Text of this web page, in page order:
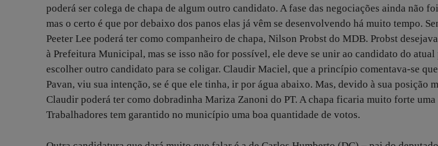
poderá ser colega de chapa de algum outro candidato. A fase das negociações ainda não
mas o certo é que por debaixo dos panos elas já vêm se desenvolvendo há muito tempo.
Peeter Lee poderá ter como companheiro de chapa, Nilson Probst do MDB. Probst
à Prefeitura Municipal, mas se isso não for possível, ele deve se unir ao candidato do
escolher outro candidato para se coligar. Claudir Maciel, que a princípio comentava-se
Pavan, viu sua intenção, se é que ele tinha, ir por água abaixo. Mas, devido à sua posição
Claudir poderá ter como dobradinha Mariza Zanoni do PT. A chapa ficaria muito forte uma
Trabalhadores tem garantido no município uma boa quantidade de votos.